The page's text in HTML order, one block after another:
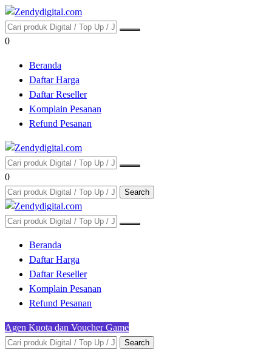
0
Beranda
Daftar Harga
Daftar Reseller
Komplain Pesanan
Refund Pesanan
0
Search
Beranda
Daftar Harga
Daftar Reseller
Komplain Pesanan
Refund Pesanan
Agen Kuota dan Voucher Game
Search